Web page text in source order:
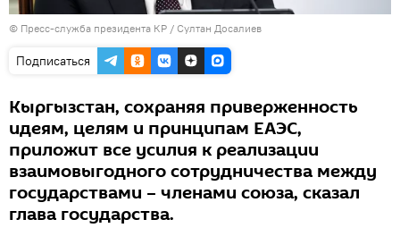
© Пресс-служба президента КР / Султан Досалиев
Подписаться
Кыргызстан, сохраняя приверженность
идеям, целям и принципам ЕАЭС,
приложит все усилия к реализации
взаимовыгодного сотрудничества между
государствами – членами союза, сказал
глава государства.